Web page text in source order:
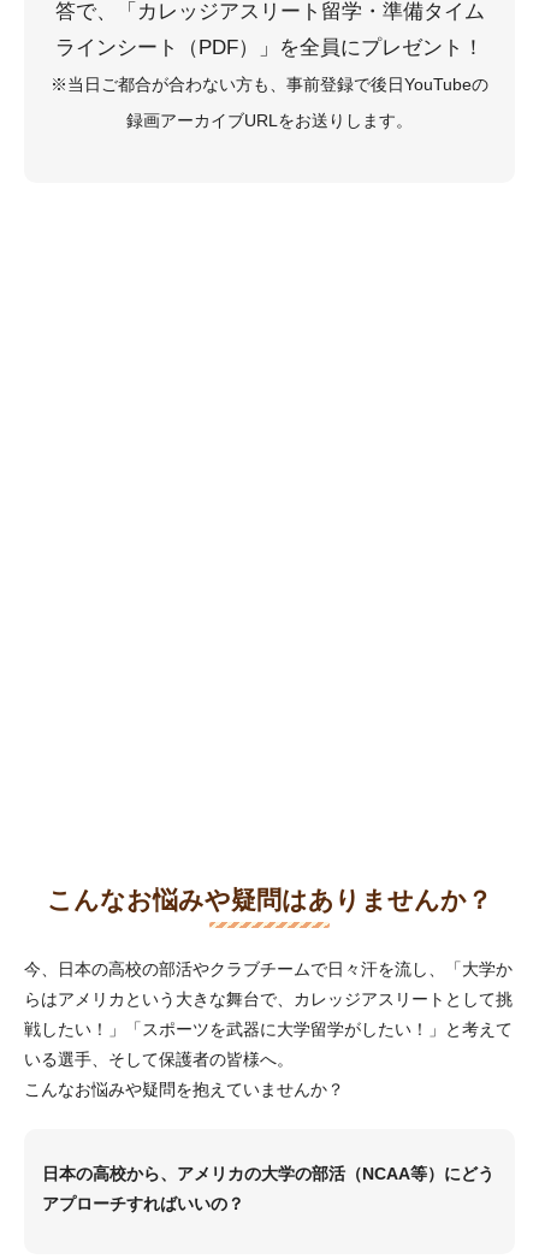
答で、「カレッジアスリート留学・準備タイム
ラインシート（PDF）」を全員にプレゼント！
※当日ご都合が合わない方も、事前登録で後日YouTubeの
録画アーカイブURLをお送りします。
こんなお悩みや疑問はありませんか？
今、日本の高校の部活やクラブチームで日々汗を流し、「大学か
らはアメリカという大きな舞台で、カレッジアスリートとして挑
戦したい！」「スポーツを武器に大学留学がしたい！」と考えて
いる選手、そして保護者の皆様へ。
こんなお悩みや疑問を抱えていませんか？
日本の高校から、アメリカの大学の部活（NCAA等）にどう
アプローチすればいいの？